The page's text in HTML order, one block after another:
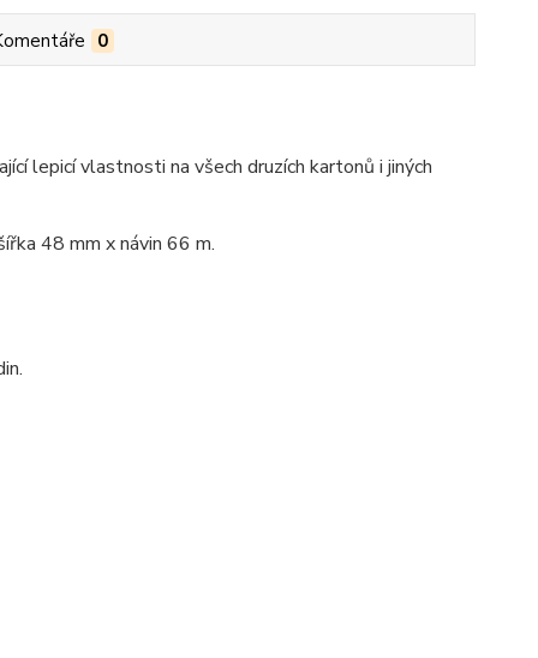
0
lepicí vlastnosti na všech druzích kartonů i jiných
48 mm x návin 66 m.